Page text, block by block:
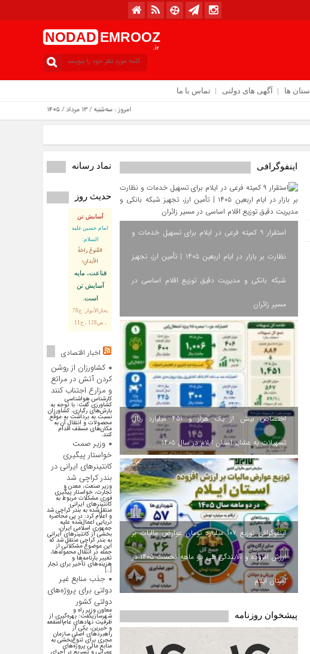
NODAD EMROOZ
.ir
استان ها آگهی های دولتی تماس با ما
امروز : سه‌شنبه / ۱۳ مرداد / ۱۴۰۵
اینفوگرافی
استقرار ۹ کمیته فرعی در ایلام برای تسهیل خدمات و
نظارت بر بازار در ایام اربعین ۱۴۰۵ | تأمین ارز، تجهیز
شبکه بانکی و مدیریت دقیق توزیع اقلام اساسی در
مسیر زائران
اختصاص بیش از یک هزار و ۴۵۱ میلیارد ریال
تسهیلات به عشایر استان ایلام در سال ۱۴۰۵
اینفوگرافی توزیع ۱۰۷ میلیارد تومان عوارض مالیات بر
ارزش افزوده و آلایندگی طی دو ماهه نخست ۱۴۰۵ در
استان ایلام
پیشخوان روزنامه
نماد رسانه
حدیث روز
آسایش تن
امام حسین علیه
السلام:
القُنوعُ راحَةُ
الأبدانِ؛
قناعت، مايه
آسايش تن
است.
بحارالأنوار: ج78
، ص128 ، ح11
اخبار اقتصادی
کشاورزان از روشن
کردن آتش در مراتع
و مزارع اجتناب کنند
کارشناس هواشناسی
کشاورزی گفت: با توجه به
بارش‌های رگباری، کشاورزان
نسبت به برداشت به موقع
محصولات و انتقال آن به
مکان‌های مسقف اقدام
کنند.
وزیر صمت
خواستار پیگیری
کانتینرهای ایرانی در
بندر کراچی شد
وزیر صنعت، معدن و
تجارت، خواستار پیگیری
فوری مشکلات مربوط به
کانتینر‌های ایرانی
منتقل‌شده به بندر کراچی شد
و اعلام کرد: در پی محاصره
دریایی اعمال‌شده علیه
جمهوری اسلامی ایران،
بخشی از کانتینر‌های ایرانی
به بندر کراچی منتقل شد که
این موضوع مشکلاتی از
جمله در انتقال محموله‌ها،
تغییر بارنامه‌ها و
هزینه‌های تأخیر برای تجار
[…]
جذب منابع غیر
دولتی برای پروژه‌های
دولتی کشور
معاون وزیر راه و
شهرسازیگفت: بهره‌گیری از
ظرفیت نهادهای عام‌المنفعه
و خیرین، یکی از
راهبردهای اصلی سازمان
مجری برای تنوع‌بخشی به
منابع مالی پروژه‌های
عمرانی و تسریع در اجرای